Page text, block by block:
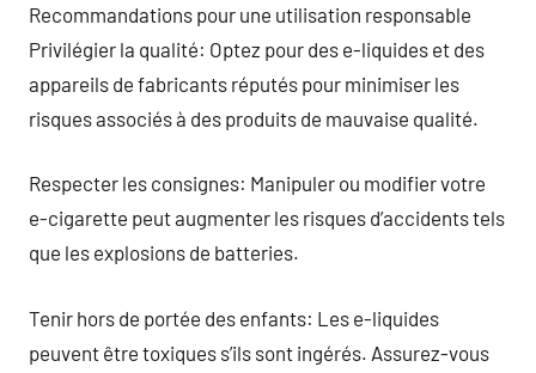
Recommandations pour une utilisation responsable
Privilégier la qualité: Optez pour des e-liquides et des
appareils de fabricants réputés pour minimiser les
risques associés à des produits de mauvaise qualité.
Respecter les consignes: Manipuler ou modifier votre
e-cigarette peut augmenter les risques d’accidents tels
que les explosions de batteries.
Tenir hors de portée des enfants: Les e-liquides
peuvent être toxiques s’ils sont ingérés. Assurez-vous